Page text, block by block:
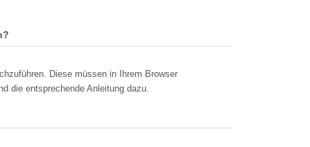
Diese müssen in Ihrem Browser
die entsprechende Anleitung dazu.